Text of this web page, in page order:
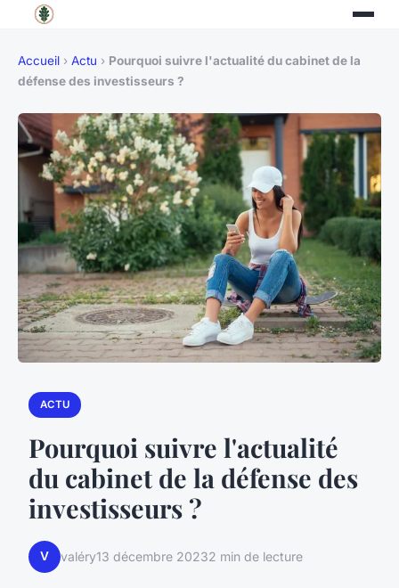
Accueil › Actu › Pourquoi suivre l'actualité du cabinet de la
défense des investisseurs ?
ACTU
Pourquoi suivre l'actualité
du cabinet de la défense des
investisseurs ?
V valéry13 décembre 20232 min de lecture